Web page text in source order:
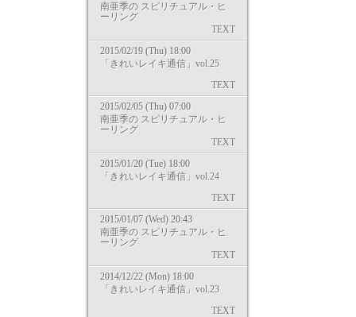
南亜季の スピリチュアル・ヒ
ーリング
TEXT
2015/02/19 (Thu) 18:00
「きれいレイキ通信」vol.25
TEXT
2015/02/05 (Thu) 07:00
南亜季の スピリチュアル・ヒ
ーリング
TEXT
2015/01/20 (Tue) 18:00
「きれいレイキ通信」vol.24
TEXT
2015/01/07 (Wed) 20:43
南亜季の スピリチュアル・ヒ
ーリング
TEXT
2014/12/22 (Mon) 18:00
「きれいレイキ通信」vol.23
TEXT